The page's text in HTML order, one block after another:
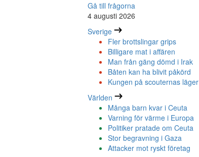
Gå till frågorna
4 augusti 2026
Sverige
Fler brottslingar grips
Billigare mat i affären
Man från gäng dömd i Irak
Båten kan ha blivit påkörd
Kungen på scouternas läger
Världen
Många barn kvar i Ceuta
Varning för värme i Europa
Politiker pratade om Ceuta
Stor begravning i Gaza
Attacker mot ryskt företag